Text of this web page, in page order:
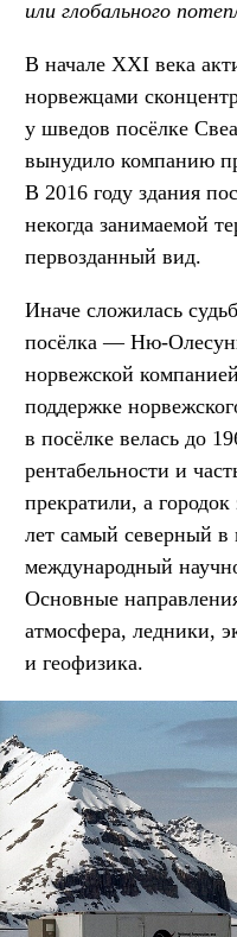
или глобального
В начале XXI века
норвежцами
у шведов посёлке
вынудило компанию
В 2016 году здания
некогда занимаемой
первозданный вид.
Иначе сложилась
посёлка — Ню-
норвежской
поддержке
в посёлке велась до
рентабельности и
прекратили, а
лет самый северный в
международный
Основные
атмосфера, ледники,
и геофизика.